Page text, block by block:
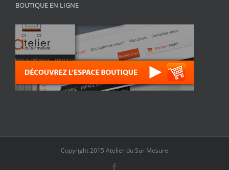
BOUTIQUE EN LIGNE
Copyright 2015 Atelier du Sur Mesure